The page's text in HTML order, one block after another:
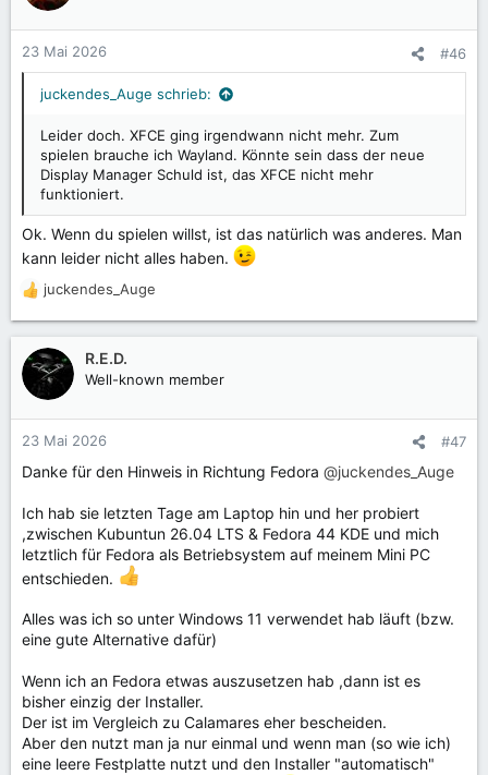
o
n
23 Mai 2026 #46
juckendes_Auge schrieb:
Leider doch. XFCE ging irgendwann nicht mehr. Zum
spielen brauche ich Wayland. Könnte sein dass der neue
Display Manager Schuld ist, das XFCE nicht mehr
funktioniert.
Ok. Wenn du spielen willst, ist das natürlich was anderes. Man
kann leider nicht alles haben.
R
a
k
t
n
n
juckendes_Auge
R.E.D.
Well-known member
23 Mai 2026 #47
Danke für den Hinweis in Richtung Fedora @juckendes_Auge
Ich hab sie letzten Tage am Laptop hin und her probiert
,zwischen Kubuntun 26.04 LTS & Fedora 44 KDE und mich
letztlich für Fedora als Betriebsystem auf meinem Mini PC
entschieden.
Alles was ich so unter Windows 11 verwendet hab läuft (bzw.
eine gute Alternative dafür)
Wenn ich an Fedora etwas auszusetzen hab ,dann ist es
bisher einzig der Installer.
Der ist im Vergleich zu Calamares eher bescheiden.
Aber den nutzt man ja nur einmal und wenn man (so wie ich)
eine leere Festplatte nutzt und den Installer "automatisch"